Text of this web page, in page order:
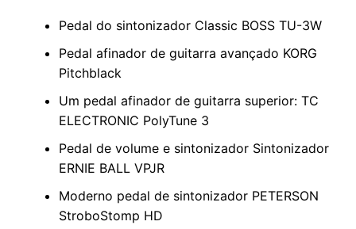
Pedal do sintonizador Classic BOSS TU-3W
Pedal afinador de guitarra avançado KORG
Pitchblack
Um pedal afinador de guitarra superior: TC
ELECTRONIC PolyTune 3
Pedal de volume e sintonizador Sintonizador
ERNIE BALL VPJR
Moderno pedal de sintonizador PETERSON
StroboStomp HD